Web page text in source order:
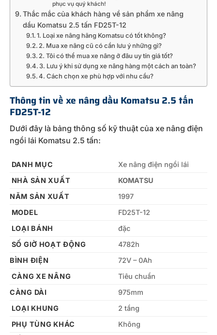
phục vụ quý khách!
Thắc mắc của khách hàng về sản phẩm xe nâng
dầu Komatsu 2.5 tấn FD25T-12
1. Loại xe nâng hãng Komatsu có tốt không?
2. Mua xe nâng cũ có cần lưu ý những gì?
2. Tôi có thể mua xe nâng ở đâu uy tín giá tốt?
3. Lưu ý khi sử dụng xe nâng hàng một cách an toàn?
4. Cách chọn xe phù hợp với nhu cầu?
Thông tin về xe nâng dầu Komatsu 2.5 tấn
FD25T-12
Dưới đây là bảng thông số kỹ thuật của xe nâng điện
ngồi lái Komatsu 2.5 tấn:
DANH MỤC
Xe nâng điện ngồi lái
NHÀ SẢN XUẤT
KOMATSU
NĂM SẢN XUẤT
1997
MODEL
FD25T-12
LOẠI BÁNH
đặc
SỐ GIỜ HOẠT ĐỘNG
4782h
BÌNH ĐIỆN
72V – 0Ah
CÀNG XE NÂNG
Tiêu chuẩn
CÀNG DÀI
975mm
LOẠI KHUNG
2 tầng
PHỤ TÙNG KHÁC
Không